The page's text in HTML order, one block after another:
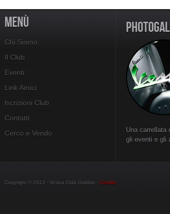
MENÙ
Chi Siamo
Il Club
Eventi
Link Amici
Iscrizioni Club
Contatti
Cerco e Vendo
Una carrellata
gli eventi e gli
Copyrigts © 2013 - Vespa Club Gubbio - Credits